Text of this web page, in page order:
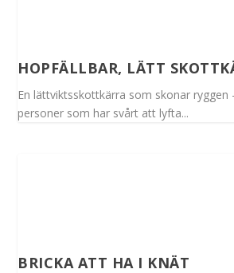
HOPFÄLLBAR, LÄTT
En lättviktsskottkärra som skonar ryggen
personer som har svårt att lyfta...
BRICKA ATT HA I KNÄT